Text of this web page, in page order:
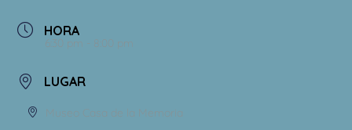
HORA
6:30 pm - 8:00 pm
LUGAR
Museo Casa de la Memoria